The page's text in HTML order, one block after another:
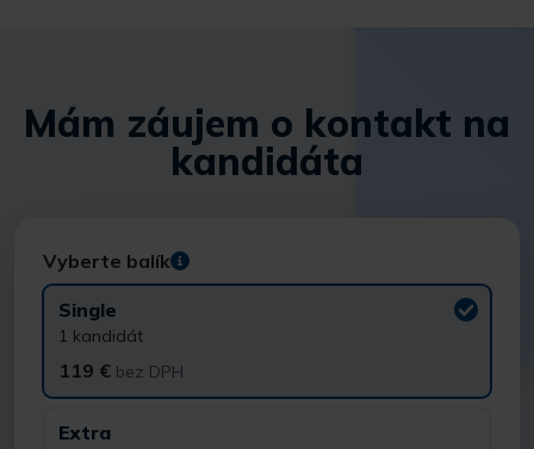
Mám záujem o kontakt na
kandidáta
Vyberte balík
Single
1 kandidát
119 € bez DPH
Extra